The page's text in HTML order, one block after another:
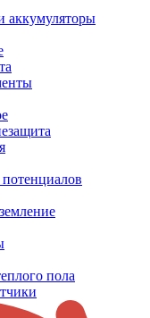
аккумуляторы
пола